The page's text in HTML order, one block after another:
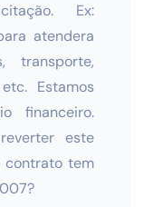
Ex:
atendera
transporte,
Estamos
financeiro.
este
contrato tem